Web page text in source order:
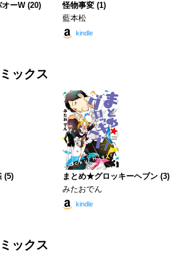
ーW (20)
怪物事変 (1)
藍本松
kindle
ックス
(5)
まとめ★グロッキーヘブン (3)
みたおでん
kindle
ックス